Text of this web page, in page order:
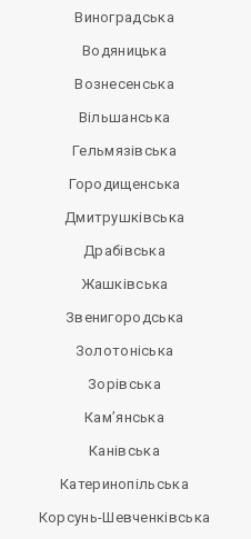
Виноградська
Водяницька
Вознесенська
Вільшанська
Гельмязівська
Городищенська
Дмитрушківська
Драбівська
Жашківська
Звенигородська
Золотоніська
Зорівська
Кам’янська
Канівська
Катеринопільська
Корсунь-Шевченківська